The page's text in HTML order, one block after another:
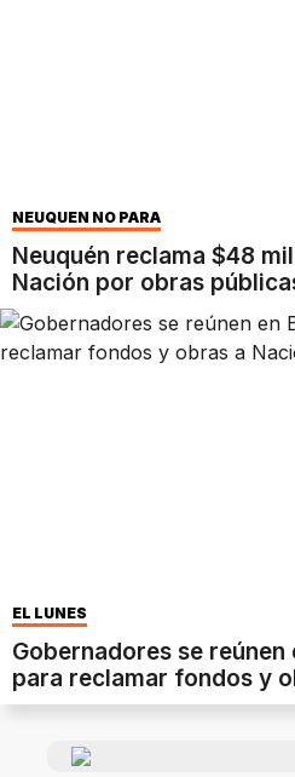
NEUQUÉN NO PARA
Neuquén reclama $48
Nación por obras
EL LUNES
Gobernadores se reúnen
para reclamar fondos y